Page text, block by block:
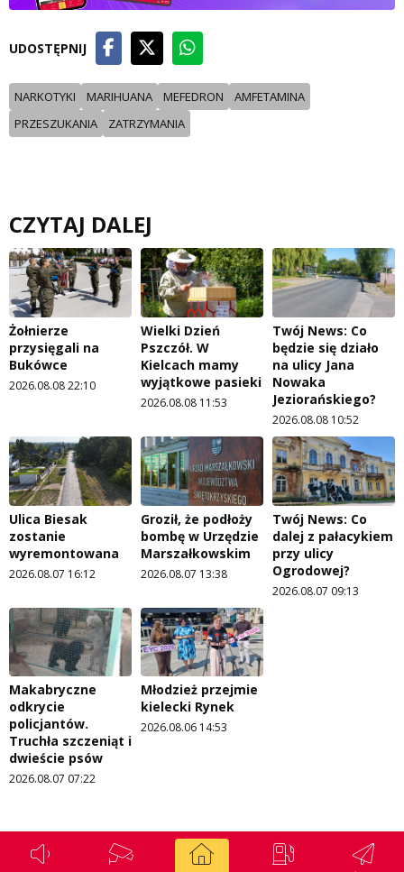
UDOSTĘPNIJ
NARKOTYKI MARIHUANA MEFEDRON
AMFETAMINA
PRZESZUKANIA
ZATRZYMANIA
CZYTAJ DALEJ
Żołnierze
przysięgali na
Bukówce
2026.08.08 22:10
Wielki Dzień
Pszczół. W
Kielcach mamy
wyjątkowe pasieki
2026.08.08 11:53
Twój News: Co
będzie się działo
na ulicy Jana
Nowaka
Jeziorańskiego?
2026.08.08 10:52
Ulica Biesak
zostanie
wyremontowana
2026.08.07 16:12
Groził, że podłoży
bombę w Urzędzie
Marszałkowskim
2026.08.07 13:38
Twój News: Co
dalej z pałacykiem
przy ulicy
Ogrodowej?
2026.08.07 09:13
Makabryczne
odkrycie
policjantów.
Truchła szczeniąt i
dwieście psów
2026.08.07 07:22
Młodzież przejmie
kielecki Rynek
2026.08.06 14:53